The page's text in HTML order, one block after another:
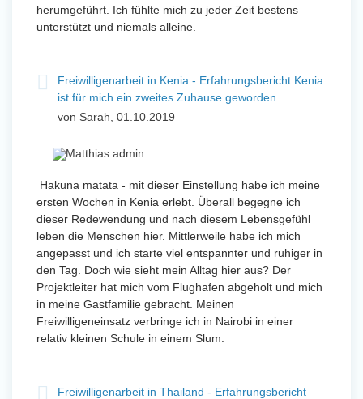
herumgeführt. Ich fühlte mich zu jeder Zeit bestens
unterstützt und niemals alleine.
Freiwilligenarbeit in Kenia - Erfahrungsbericht Kenia
ist für mich ein zweites Zuhause geworden
von Sarah, 01.10.2019
Hakuna matata - mit dieser Einstellung habe ich meine
ersten Wochen in Kenia erlebt. Überall begegne ich
dieser Redewendung und nach diesem Lebensgefühl
leben die Menschen hier. Mittlerweile habe ich mich
angepasst und ich starte viel entspannter und ruhiger in
den Tag. Doch wie sieht mein Alltag hier aus? Der
Projektleiter hat mich vom Flughafen abgeholt und mich
in meine Gastfamilie gebracht. Meinen
Freiwilligeneinsatz verbringe ich in Nairobi in einer
relativ kleinen Schule in einem Slum.
Freiwilligenarbeit in Thailand - Erfahrungsbericht